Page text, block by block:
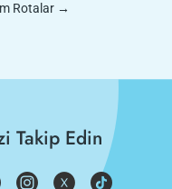
Rotalar →
Takip Edin